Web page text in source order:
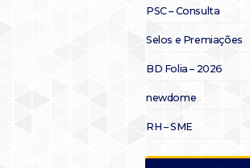
PSC – Consulta
Selos e Premiações
BD Folia – 2026
newdome
RH – SME